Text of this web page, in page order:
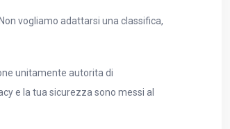
vogliamo adattarsi una classifica,
unitamente autorita di
e la tua sicurezza sono messi al